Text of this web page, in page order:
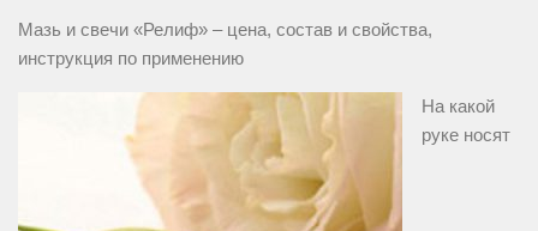
Мазь и свечи «Релиф» – цена, состав и свойства,
инструкция по применению
На какой
руке носят